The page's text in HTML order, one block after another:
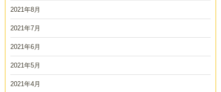
2021年8月
2021年7月
2021年6月
2021年5月
2021年4月